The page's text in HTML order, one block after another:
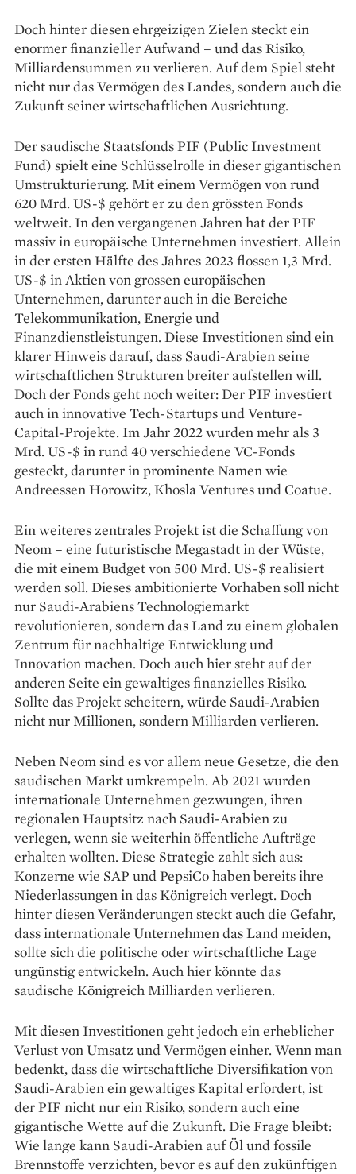
Doch hinter diesen ehrgeizigen Zielen steckt ein
enormer finanzieller Aufwand – und das Risiko,
Milliardensummen zu verlieren. Auf dem Spiel steht
nicht nur das Vermögen des Landes, sondern auch die
Zukunft seiner wirtschaftlichen Ausrichtung.
Der saudische Staatsfonds PIF (Public Investment
Fund) spielt eine Schlüsselrolle in dieser gigantischen
Umstrukturierung. Mit einem Vermögen von rund
620 Mrd. US-$ gehört er zu den grössten Fonds
weltweit. In den vergangenen Jahren hat der PIF
massiv in europäische Unternehmen investiert. Allein
in der ersten Hälfte des Jahres 2023 flossen 1,3 Mrd.
US-$ in Aktien von grossen europäischen
Unternehmen, darunter auch in die Bereiche
Telekommunikation, Energie und
Finanzdienstleistungen. Diese Investitionen sind ein
klarer Hinweis darauf, dass Saudi-Arabien seine
wirtschaftlichen Strukturen breiter aufstellen will.
Doch der Fonds geht noch weiter: Der PIF investiert
auch in innovative Tech-Startups und Venture-
Capital-Projekte. Im Jahr 2022 wurden mehr als 3
Mrd. US-$ in rund 40 verschiedene VC-Fonds
gesteckt, darunter in prominente Namen wie
Andreessen Horowitz, Khosla Ventures und Coatue.
Ein weiteres zentrales Projekt ist die Schaffung von
Neom – eine futuristische Megastadt in der Wüste,
die mit einem Budget von 500 Mrd. US-$ realisiert
werden soll. Dieses ambitionierte Vorhaben soll nicht
nur Saudi-Arabiens Technologiemarkt
revolutionieren, sondern das Land zu einem globalen
Zentrum für nachhaltige Entwicklung und
Innovation machen. Doch auch hier steht auf der
anderen Seite ein gewaltiges finanzielles Risiko.
Sollte das Projekt scheitern, würde Saudi-Arabien
nicht nur Millionen, sondern Milliarden verlieren.
Neben Neom sind es vor allem neue Gesetze, die den
saudischen Markt umkrempeln. Ab 2021 wurden
internationale Unternehmen gezwungen, ihren
regionalen Hauptsitz nach Saudi-Arabien zu
verlegen, wenn sie weiterhin öffentliche Aufträge
erhalten wollten. Diese Strategie zahlt sich aus:
Konzerne wie SAP und PepsiCo haben bereits ihre
Niederlassungen in das Königreich verlegt. Doch
hinter diesen Veränderungen steckt auch die Gefahr,
dass internationale Unternehmen das Land meiden,
sollte sich die politische oder wirtschaftliche Lage
ungünstig entwickeln. Auch hier könnte das
saudische Königreich Milliarden verlieren.
Mit diesen Investitionen geht jedoch ein erheblicher
Verlust von Umsatz und Vermögen einher. Wenn man
bedenkt, dass die wirtschaftliche Diversifikation von
Saudi-Arabien ein gewaltiges Kapital erfordert, ist
der PIF nicht nur ein Risiko, sondern auch eine
gigantische Wette auf die Zukunft. Die Frage bleibt:
Wie lange kann Saudi-Arabien auf Öl und fossile
Brennstoffe verzichten, bevor es auf den zukünftigen